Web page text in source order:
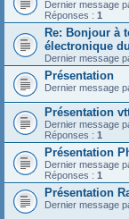
Dernier message
Réponses : 1
Re: Bonjour à
électronique
Dernier message
Présentation
Dernier message
Présentation
Dernier message
Réponses : 1
Présentation
Dernier message
Réponses : 1
Présentation
Dernier message